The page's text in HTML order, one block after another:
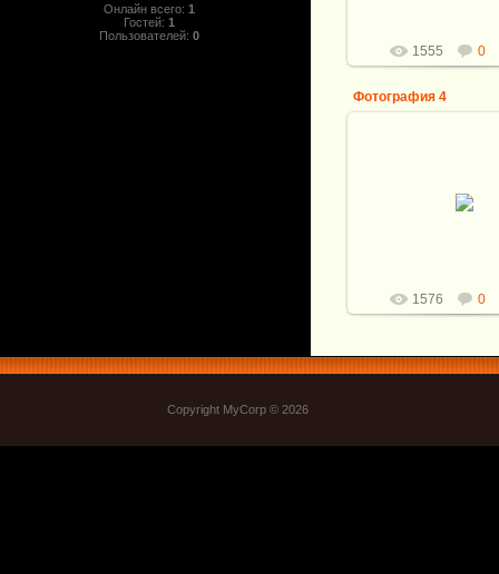
Онлайн всего:1
Гостей:1
Пользователей:0
1555 0
Фотография 4
Кузнец: А.Белый.
1576 0
Copyright MyCorp © 2026